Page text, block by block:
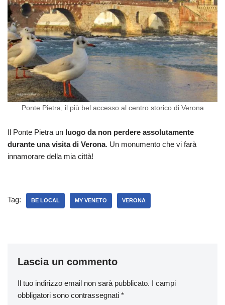
Ponte Pietra, il più bel accesso al centro storico di Verona
Il Ponte Pietra un luogo da non perdere assolutamente
durante una visita di Verona. Un monumento che vi farà
innamorare della mia città!
Tag: BE LOCAL MY VENETO VERONA
Lascia un commento
Il tuo indirizzo email non sarà pubblicato. I campi
obbligatori sono contrassegnati *